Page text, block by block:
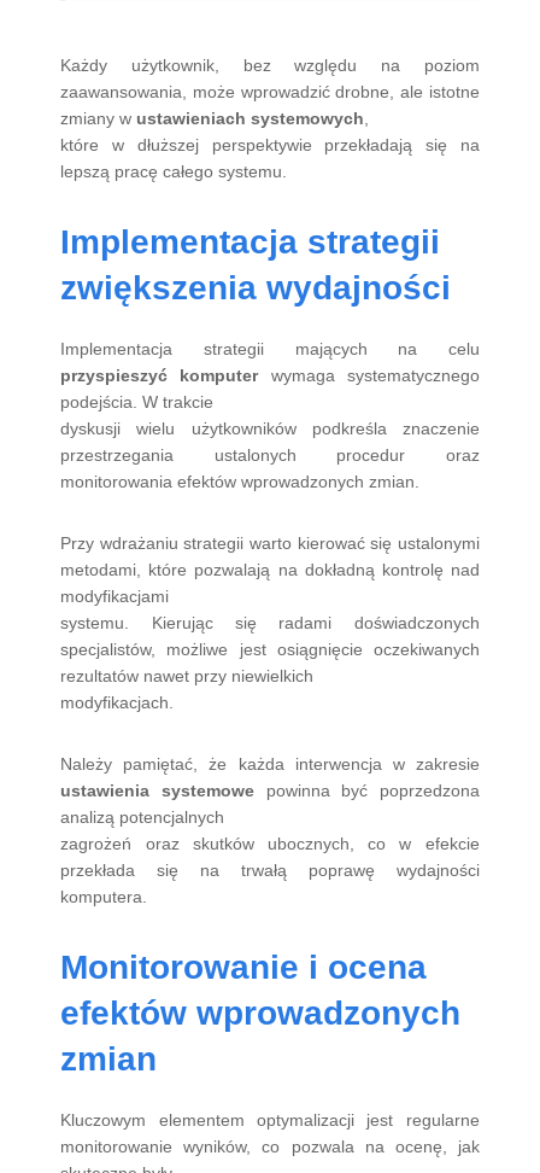
Każdy użytkownik, bez względu na poziom
zaawansowania, może wprowadzić drobne, ale istotne
zmiany w ustawieniach systemowych
które w dłuższej perspektywie przekładają się na
lepszą pracę całego systemu.
Implementacja strategii
zwiększenia wydajności
Implementacja strategii mających na celu
przyspieszyć komputerwymaga systematycznego
podejścia. W trakcie
dyskusji wielu użytkowników podkreśla znaczenie
przestrzegania ustalonych procedur oraz
monitorowania efektów wprowadzonych zmian.
Przy wdrażaniu strategii warto kierować się ustalonymi
metodami, które pozwalają na dokładną kontrolę nad
modyfikacjami
systemu. Kierując się radami doświadczonych
specjalistów, możliwe jest osiągnięcie oczekiwanych
rezultatów nawet przy niewielkich
modyfikacjach.
Należy pamiętać, że każda interwencja w zakresie
ustawienia systemowepowinna być poprzedzona
analizą potencjalnych
zagrożeń oraz skutków ubocznych, co w efekcie
przekłada się na trwałą poprawę wydajności
komputera.
Monitorowanie i ocena
efektów wprowadzonych
zmian
Kluczowym elementem optymalizacji jest regularne
monitorowanie wyników, co pozwala na ocenę, jak